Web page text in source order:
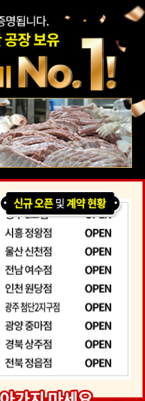
점주
인터뷰
새소식 매장안내